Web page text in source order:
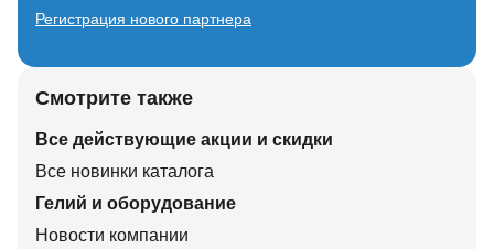
Регистрация нового партнера
Смотрите также
Все действующие акции и скидки
Все новинки каталога
Гелий и оборудование
Новости компании